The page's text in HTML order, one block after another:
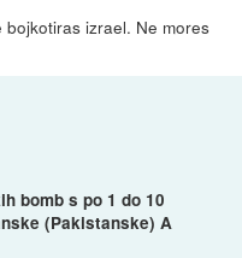
izrael. Ne mores
bomb s po 1 do 10
(Pakistanske) A